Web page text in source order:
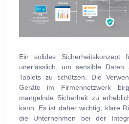
Ein solides
unerlässlich, um sensible Daten
Tablets zu schützen. Die
Geräte im Firmennetzwerk
mangelnde Sicherheit zu
kann. Es ist daher wichtig, klare
die Unternehmen bei der